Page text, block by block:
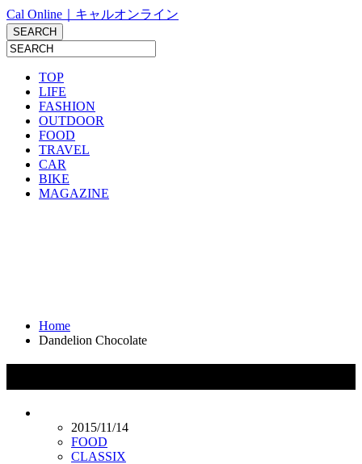
Cal Online｜キャルオンライン
TOP
LIFE
FASHION
OUTDOOR
FOOD
TRAVEL
CAR
BIKE
MAGAZINE
Home
Dandelion Chocolate
2015/11/14
FOOD
CLASSIX